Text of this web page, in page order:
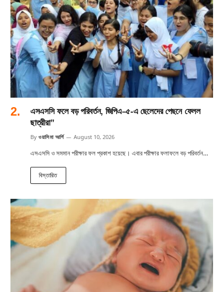
এসএসসি ফলে বড় পরিবর্তন, জিপিএ–৫-এ ছেলেদের পেছনে ফেলল
ছাত্রীরা”
By ওয়াসিমা আর্শি August 10, 2026
এসএসসি ও সমমান পরীক্ষার ফল প্রকাশ হয়েছে। এবার পরীক্ষার ফলাফলে বড় পরিবর্তন…
বিস্তারিত